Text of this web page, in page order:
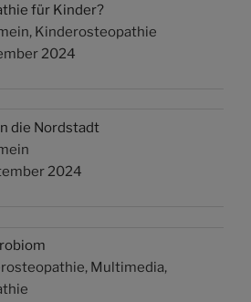
für Kinder?
Kinderosteopathie
2024
die Nordstadt
2024
Multimedia,